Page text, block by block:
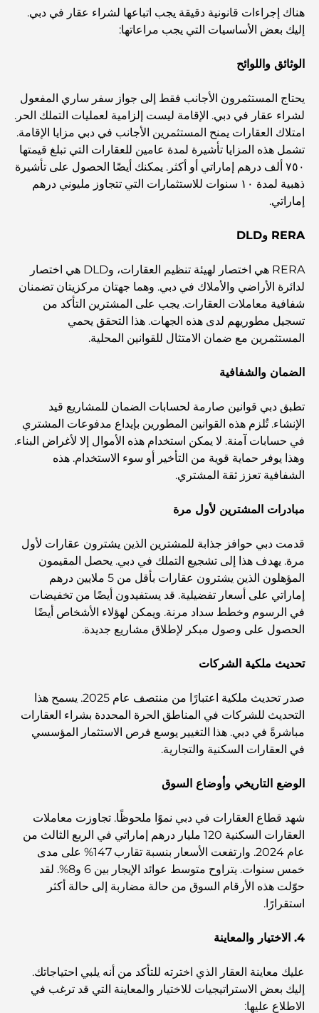
المقاهي في نخلة جميرا: دليل لأفضل أماكن القهوة وأسلوب
أفضل وجبات الإفطار في دبي: اختياراتي المفضلة لعام 2026
كيفية الحصول على قرض عقاري في دبي: الدليل الشامل
مخطط تلال الغاف الرئيسي: معيار جديد للحياة المتكاملة في
دبي
منازل متوافقة مع مبادئ فاستو: دليل عملي لتحقيق التوازن
أفضل شركات تنسيق الحدائق في دبي: تحويل المساحات
الخارجية
نخلة جبل علي مقابل نخلة جميرا: مقارنة واضحة لمشتري
العقارات الأذكياء
اكتشف جزيرة القمر في دبي: دليلك الأمثل
استكشاف المواقع التاريخية في دبي: رحلة عبر الزمن
أفضل 7 مطاعم في خور دبي لتناول الطعام فيها
أفضل المدارس في دبي مارينا: دليل مناسب للعائلات
مطاعم في دبي هيلز: أفضل أماكن تناول الطعام في مركز متنامٍ
أفضل ملاعب الجولف للبطولات في دبي
المجتمعات السكنية المطلة على الواجهة البحرية في دبي: حياة
فاخرة على شاطئ البحر
أفضل البنوك في دبي للمقيمين الأجانب: دليل مصرفي شامل
أفضل مطاعم شرائح اللحم في دبي: دليل لعشاق اللحوم
دليل صالات الرياضة في داماك هيلز: أفضل خيارات اللياقة
البدنية في المنطقة المحيطة
هناك إجراءات قانونية دقيقة يجب اتباعها لشراء عقار في دبي.
إليك بعض الأساسيات التي يجب مراعاتها:
الوثائق واللوائح
يحتاج المستثمرون الأجانب فقط إلى جواز سفر ساري المفعول
لشراء عقار في دبي. الإقامة ليست إلزامية لعمليات التملك الحر.
امتلاك العقارات يمنح المستثمرين الأجانب في دبي مزايا الإقامة.
تشمل هذه المزايا تأشيرة لمدة عامين للعقارات التي تبلغ قيمتها
٧٥٠ ألف درهم إماراتي أو أكثر. يمكنك أيضًا الحصول على تأشيرة
ذهبية لمدة ١٠ سنوات للاستثمارات التي تتجاوز مليوني درهم
إماراتي.
RERA وDLD
RERA هي اختصار لهيئة تنظيم العقارات، وDLD هي اختصار
لدائرة الأراضي والأملاك في دبي. وهما جهتان مركزيتان تضمنان
شفافية معاملات العقارات. يجب على المشترين التأكد من
تسجيل مطوريهم لدى هذه الجهات. هذا التحقق يحمي
المستثمرين مع ضمان الامتثال للقوانين المحلية.
الضمان والشفافية
تطبق دبي قوانين صارمة لحسابات الضمان للمشاريع قيد
الإنشاء. تُلزم هذه القوانين المطورين بإيداع مدفوعات المشتري
في حسابات آمنة. لا يمكن استخدام هذه الأموال إلا لأغراض البناء.
وهذا يوفر حماية قوية من التأخير أو سوء الاستخدام. هذه
الشفافية تعزز ثقة المشتري.
مبادرات المشترين لأول مرة
قدمت دبي حوافز جذابة للمشترين الذين يشترون عقارات لأول
مرة. يهدف هذا إلى تشجيع التملك في دبي. يحصل المقيمون
المؤهلون الذين يشترون عقارات بأقل من 5 ملايين درهم
إماراتي على أسعار تفضيلية. قد يستفيدون أيضًا من تخفيضات
في الرسوم وخطط سداد مرنة. ويمكن لهؤلاء الأشخاص أيضًا
الحصول على وصول مبكر لإطلاق مشاريع جديدة.
تحديث ملكية الشركات
صدر تحديث ملكية اعتبارًا من منتصف عام 2025. يسمح هذا
التحديث للشركات في المناطق الحرة المحددة بشراء العقارات
مباشرةً في دبي. هذا التغيير يوسع فرص الاستثمار المؤسسي
في العقارات السكنية والتجارية.
الوضع التاريخي وأوضاع السوق
شهد قطاع العقارات في دبي نموًا ملحوظًا. تجاوزت معاملات
العقارات السكنية 120 مليار درهم إماراتي في الربع الثالث من
عام 2024. وارتفعت الأسعار بنسبة تقارب 147% على مدى
خمس سنوات. يتراوح متوسط ​​عوائد الإيجار بين 6 و8%. لقد
حوّلت هذه الأرقام السوق من حالة مضاربة إلى حالة أكثر
استقرارًا.
4. الاختيار والمعاينة
عليك معاينة العقار الذي اخترته للتأكد من أنه يلبي احتياجاتك.
إليك بعض الاستراتيجيات للاختيار والمعاينة التي قد ترغب في
الاطلاع عليها: